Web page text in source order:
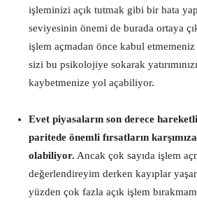
işleminizi açık tutmak gibi bir hata
seviyesinin önemi de burada ortaya
işlem açmadan önce kabul etmemeniz
sizi bu psikolojiye sokarak
kaybetmenize yol açabiliyor.
Evet piyasaların son derece
paritede önemli fırsatların
olabiliyor. Ancak çok sayıda işlem
değerlendireyim derken kayıplar
yüzden çok fazla açık işlem